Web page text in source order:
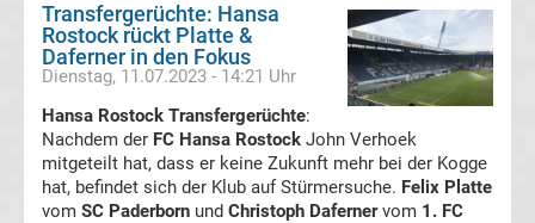
Transfergerüchte
Rot-
Weiss
Essen
Transfergerüchte: Hansa
Rostock rückt Platte &
Daferner in den Fokus
Dienstag, 11.07.2023 - 14:21 Uhr
Hansa Rostock Transfergerüchte:
Nachdem der FC Hansa Rostock John Verhoek
mitgeteilt hat, dass er keine Zukunft mehr bei der Kogge
hat, befindet sich der Klub auf Stürmersuche. Felix Platte
vom SC Paderborn und Christoph Dafernervom 1. FC